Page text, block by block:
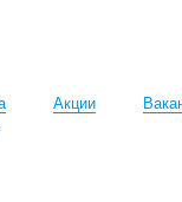
Акции